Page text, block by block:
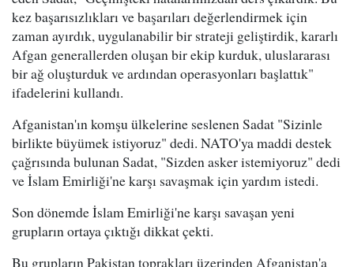
kez başarısızlıkları ve başarıları değerlendirmek için
zaman ayırdık, uygulanabilir bir strateji geliştirdik, kararlı
Afgan generallerden oluşan bir ekip kurduk, uluslararası
bir ağ oluşturduk ve ardından operasyonları başlattık"
ifadelerini kullandı.
Afganistan'ın komşu ülkelerine seslenen Sadat "Sizinle
birlikte büyümek istiyoruz" dedi. NATO'ya maddi destek
çağrısında bulunan Sadat, "Sizden asker istemiyoruz" dedi
ve İslam Emirliği'ne karşı savaşmak için yardım istedi.
Son dönemde İslam Emirliği'ne karşı savaşan yeni
grupların ortaya çıktığı dikkat çekti.
Bu grupların Pakistan toprakları üzerinden Afganistan'a